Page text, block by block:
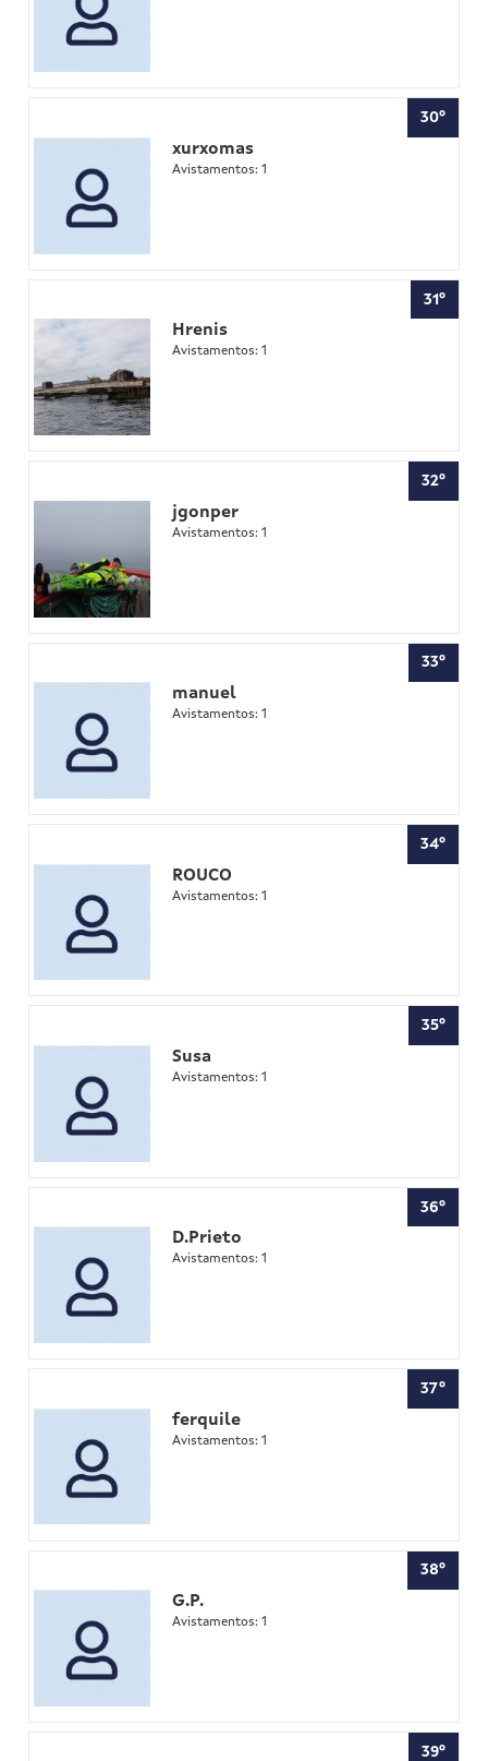
30º
xurxomas
Avistamentos: 1
31º
Hrenis
Avistamentos: 1
32º
jgonper
Avistamentos: 1
33º
manuel
Avistamentos: 1
34º
ROUCO
Avistamentos: 1
35º
Susa
Avistamentos: 1
36º
D.Prieto
Avistamentos: 1
37º
ferquile
Avistamentos: 1
38º
G.P.
Avistamentos: 1
39º